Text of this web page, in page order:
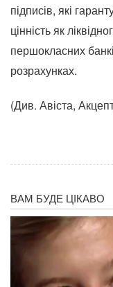
підписів, які
цінність як
першокласних
розрахунках.
(Див. Авіста,